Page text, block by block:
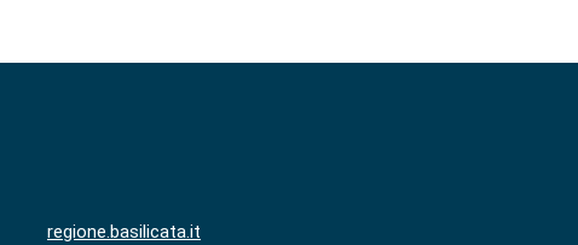
regione.basilicata.it